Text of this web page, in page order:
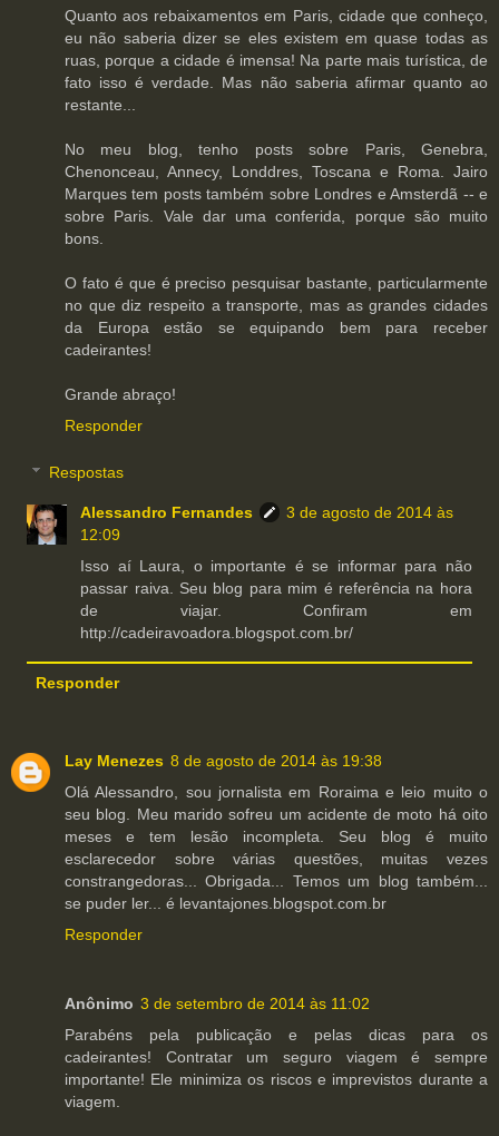
Quanto aos rebaixamentos em Paris, cidade que conheço,
eu não saberia dizer se eles existem em quase todas as
ruas, porque a cidade é imensa! Na parte mais turística, de
fato isso é verdade. Mas não saberia afirmar quanto ao
restante...
No meu blog, tenho posts sobre Paris, Genebra,
Chenonceau, Annecy, Londdres, Toscana e Roma. Jairo
Marques tem posts também sobre Londres e Amsterdã -- e
sobre Paris. Vale dar uma conferida, porque são muito
bons.
O fato é que é preciso pesquisar bastante, particularmente
no que diz respeito a transporte, mas as grandes cidades
da Europa estão se equipando bem para receber
cadeirantes!
Grande abraço!
Responder
Respostas
Alessandro Fernandes
3 de agosto de 2014 às
12:09
Isso aí Laura, o importante é se informar para não
passar raiva. Seu blog para mim é referência na hora
de viajar. Confiram em
http://cadeiravoadora.blogspot.com.br/
Responder
Lay Menezes 8 de agosto de 2014 às 19:38
Olá Alessandro, sou jornalista em Roraima e leio muito o
seu blog. Meu marido sofreu um acidente de moto há oito
meses e tem lesão incompleta. Seu blog é muito
esclarecedor sobre várias questões, muitas vezes
constrangedoras... Obrigada... Temos um blog também...
se puder ler... é levantajones.blogspot.com.br
Responder
Anônimo 3 de setembro de 2014 às 11:02
Parabéns pela publicação e pelas dicas para os
cadeirantes! Contratar um seguro viagem é sempre
importante! Ele minimiza os riscos e imprevistos durante a
viagem.